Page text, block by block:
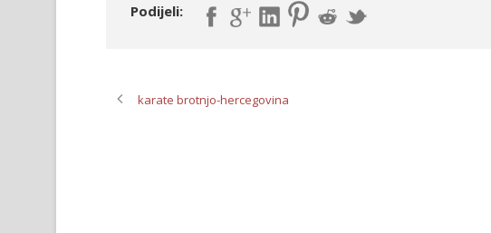
Podijeli:
karate brotnjo-hercegovina